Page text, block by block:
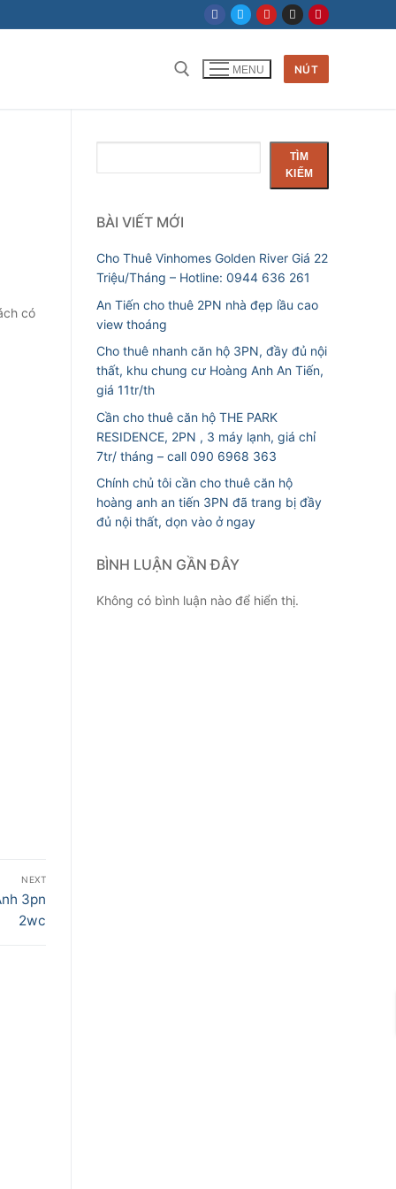
Tìm kiếm cho:
MENU NÚT
có
NEXT
3pn
2wc
kiếm
TÌM
KIẾM
BÀI VIẾT MỚI
Cho Thuê Vinhomes Golden River Giá 22
Triệu/Tháng – Hotline: 0944 636 261
An Tiến cho thuê 2PN nhà đẹp lầu cao
view thoáng
Cho thuê nhanh căn hộ 3PN, đầy đủ nội
thất, khu chung cư Hoàng Anh An Tiến,
giá 11tr/th
Cần cho thuê căn hộ THE PARK
RESIDENCE, 2PN , 3 máy lạnh, giá chỉ
7tr/ tháng – call 090 6968 363
Chính chủ tôi cần cho thuê căn hộ
hoàng anh an tiến 3PN đã trang bị đầy
đủ nội thất, dọn vào ở ngay
BÌNH LUẬN GẦN ĐÂY
Không có bình luận nào để hiển thị.